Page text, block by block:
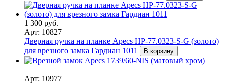
1 300 руб.
Арт: 10827
Дверная ручка на планке Apecs HP-77.0323-S-G (золото)
для врезного замка Гардиан 1011
В корзину
Арт: 10977